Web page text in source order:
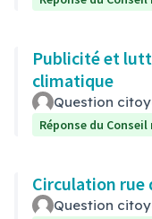
Publicité et
climatique
Question
Réponse du
Circulation rue
Question